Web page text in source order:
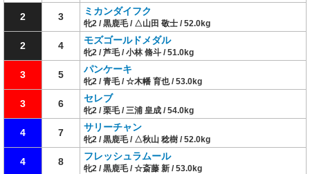
2 3 ミカンダイフク
牝2 / 黒鹿毛 / △山田 敬士 / 52.0kg
2 4 モズゴールドメダル
牝2 / 芦毛 / 小林 脩斗 / 51.0kg
3 5 パンケーキ
牝2 / 青毛 / ☆木幡 育也 / 53.0kg
3 6 セレブ
牝2 / 栗毛 / 三浦 皇成 / 54.0kg
4 7 サリーチャン
牝2 / 黒鹿毛 / △秋山 稔樹 / 52.0kg
4 8 フレッシュラムール
牝2 / 黒鹿毛 / ☆斎藤 新 / 53.0kg